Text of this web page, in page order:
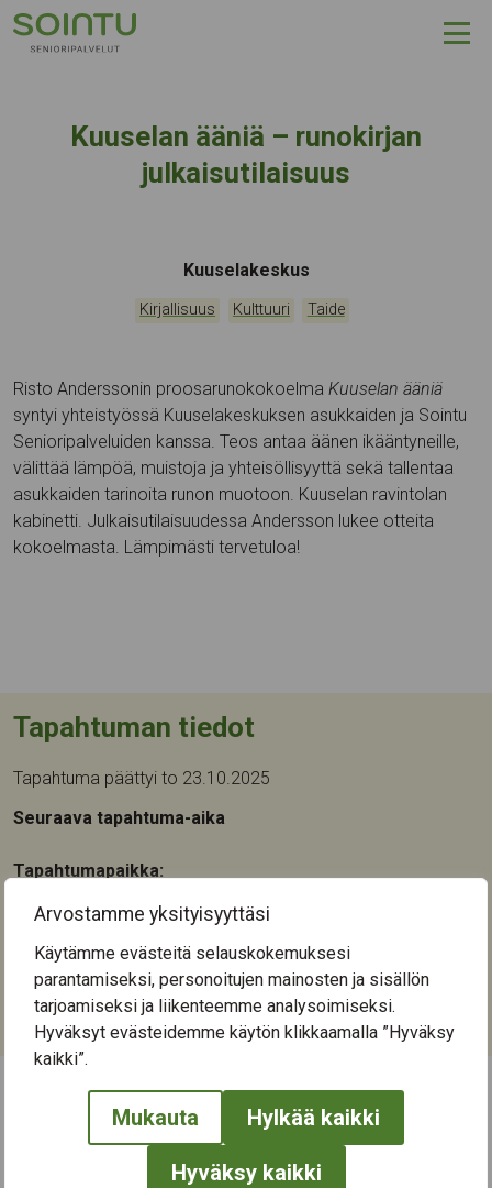
Arvostamme yksityisyyttäsi
Käytämme evästeitä selauskokemuksesi
parantamiseksi, personoitujen mainosten ja sisällön
tarjoamiseksi ja liikenteemme analysoimiseksi.
Hyväksyt evästeidemme käytön klikkaamalla ”Hyväksy
kaikki”.
Mukauta Hylkää kaikki
Hyväksy kaikki
Hyppää sisältöön
Kuuselan ääniä – runokirjan
julkaisutilaisuus
Tapahtumapaikka:
Kuuselakeskus
Kategoriat:
Kirjallisuus Kulttuuri Taide
Risto Anderssonin proosarunokokoelma Kuuselan ääniä
syntyi yhteistyössä Kuuselakeskuksen asukkaiden ja Sointu
Senioripalveluiden kanssa. Teos antaa äänen ikääntyneille,
välittää lämpöä, muistoja ja yhteisöllisyyttä sekä tallentaa
asukkaiden tarinoita runon muotoon. Kuuselan ravintolan
kabinetti. Julkaisutilaisuudessa Andersson lukee otteita
kokoelmasta. Lämpimästi tervetuloa!
Tapahtuman tiedot
Tapahtuma päättyi to 23.10.2025
Seuraava tapahtuma-aika
Tapahtumapaikka:
Nuolialantie 46
33900 Tampere
Kategoriat:
Kirjallisuus,Kulttuuri,Taide
← Näytä kaikki tapahtumat